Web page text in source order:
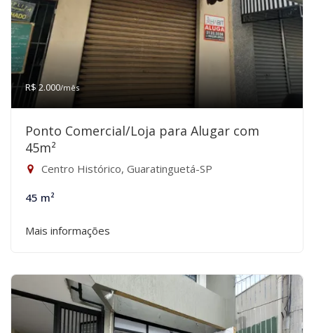
R$ 2.000/mês
Ponto Comercial/Loja para Alugar com
45m²
Centro Histórico, Guaratinguetá-SP
45 m²
Mais informações